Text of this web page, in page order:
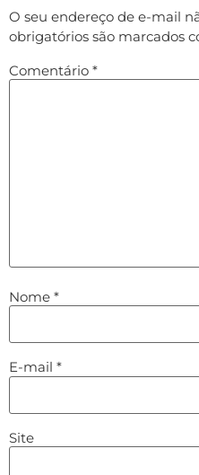
O seu endereço de e-mail
obrigatórios são marcados
Comentário *
Nome *
E-mail *
Site